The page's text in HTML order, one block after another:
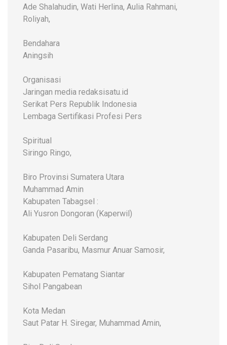
Ade Shalahudin, Wati Herlina, Aulia Rahmani,
Roliyah,
Bendahara
Aningsih
Organisasi
Jaringan media redaksisatu.id
Serikat Pers Republik Indonesia
Lembaga Sertifikasi Profesi Pers
Spiritual
Siringo Ringo,
Biro Provinsi Sumatera Utara
Muhammad Amin
Kabupaten Tabagsel :
Ali Yusron Dongoran (Kaperwil)
Kabupaten Deli Serdang
Ganda Pasaribu, Masmur Anuar Samosir,
Kabupaten Pematang Siantar
Sihol Pangabean
Kota Medan
Saut Patar H. Siregar, Muhammad Amin,